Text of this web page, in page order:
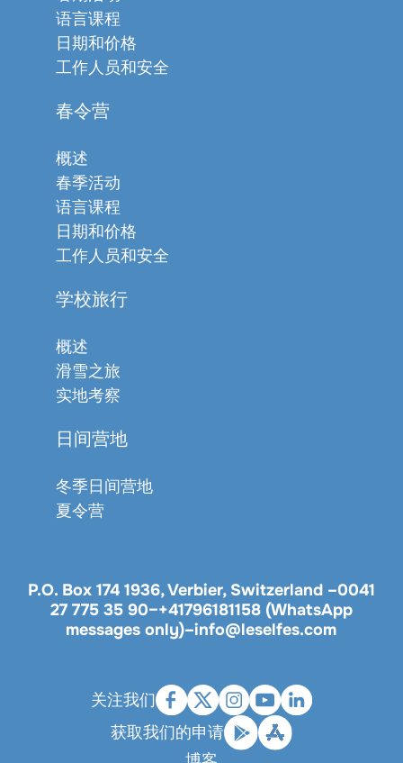
语言课程
日期和价格
工作人员和安全
春令营
概述
春季活动
语言课程
日期和价格
工作人员和安全
学校旅行
概述
滑雪之旅
实地考察
日间营地
冬季日间营地
夏令营
P.O. Box 174 1936, Verbier, Switzerland –0041
27 775 35 90–+41796181158 (WhatsApp
messages only)–info@leselfes.com
关注我们
获取我们的申请